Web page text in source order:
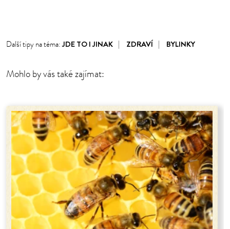
Další tipy na téma:JDE TO I JINAK ZDRAVÍ BYLINKY
Mohlo by vás také zajímat: